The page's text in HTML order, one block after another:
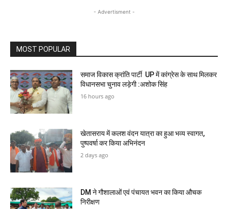
- Advertisment -
MOST POPULAR
समाज विकास क्रांति पार्टी UP में कांग्रेस के साथ मिलकर
विधानसभा चुनाव लड़ेगी :अशोक सिंह
16 hours ago
खेतासराय में कलश वंदन यात्रा का हुआ भव्य स्वागत,
पुष्पवर्षा कर किया अभिनंदन
2 days ago
DM ने गौशालाओं एवं पंचायत भवन का किया औचक
निरीक्षण